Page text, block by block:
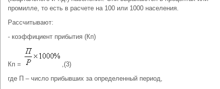
промилле, то есть в расчете на 100 или 1000 населения.
Рассчитывают:
- коэффициент прибытия (Кп)
Кп =
,(3)
где П – число прибывших за определенный период,